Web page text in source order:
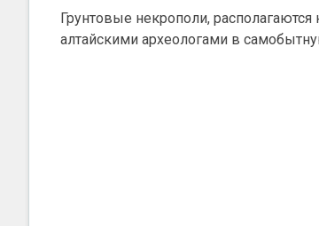
Грунтовые некрополи,
алтайскими археологами в